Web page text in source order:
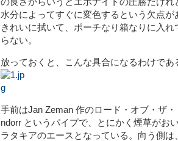
水分によってすぐに変色するという欠点が
きれいに拭いて、ポーチなり箱なりに入
らない。
放っておくと、こんな具合になるわけであ
手前はJan Zeman 作のロード・オブ・ザ
ndorr というパイプで、とにかく煙草がお
ラタキアのエースとなっている。向う側は